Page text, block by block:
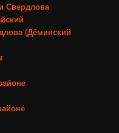
Свердлова
(Дёминский